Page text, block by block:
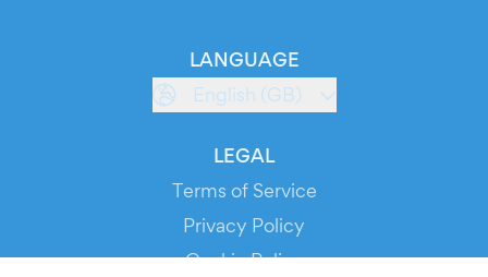
LANGUAGE
English (GB)
LEGAL
Terms of Service
Privacy Policy
Cookie Policy